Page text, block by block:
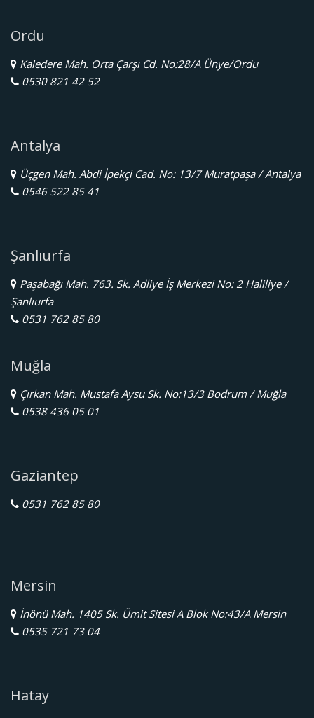
Ordu
Kaledere Mah. Orta Çarşı Cd. No:28/A Ünye/Ordu
0530 821 42 52
Antalya
Üçgen Mah. Abdi İpekçi Cad. No: 13/7 Muratpaşa / Antalya
0546 522 85 41
Şanlıurfa
Paşabağı Mah. 763. Sk. Adliye İş Merkezi No: 2 Haliliye /
Şanlıurfa
0531 762 85 80
Muğla
Çırkan Mah. Mustafa Aysu Sk. No:13/3 Bodrum / Muğla
0538 436 05 01
Gaziantep
0531 762 85 80
Mersin
İnönü Mah. 1405 Sk. Ümit Sitesi A Blok No:43/A Mersin
0535 721 73 04
Hatay